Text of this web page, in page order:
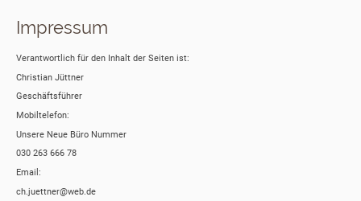
Impressum
Verantwortlich für den Inhalt der Seiten ist:
Christian Jüttner
Geschäftsführer
Mobiltelefon:
Unsere Neue Büro Nummer
030 263 666 78
Email:
ch.juettner@web.de